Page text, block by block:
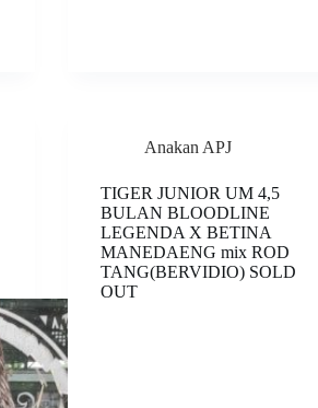
Anakan APJ
TIGER JUNIOR UM 4,5
BULAN BLOODLINE
LEGENDA X BETINA
MANEDAENG mix ROD
TANG(BERVIDIO) SOLD
OUT